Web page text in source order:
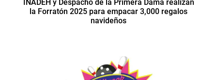
INADEH y Despacho de la Primera Dama realizan
la Forratón 2025 para empacar 3,000 regalos
navideños